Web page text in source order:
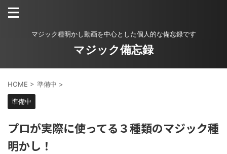
マジック種明かし動画を中心とした個人的な備忘録です
マジック備忘録
HOME > 準備中 >
準備中
プロが実際に使ってる３種類のマジック種
明かし！